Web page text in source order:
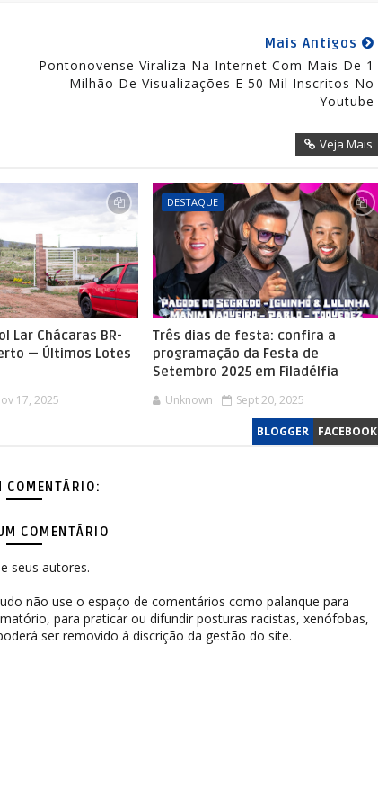
Mais Antigos
Pontonovense Viraliza Na Internet Com Mais De 1
Milhão De Visualizações E 50 Mil Inscritos No
Youtube
Veja Mais
Lar Chácaras BR-
— Últimos Lotes
17, 2025
DESTAQUE
Três dias de festa: confira a
programação da Festa de
Setembro 2025 em Filadélfia
Unknown Sept 20, 2025
BLOGGER FACEBOOK
COMENTÁRIO:
COMENTÁRIO
seus autores.
não use o espaço de comentários como palanque para
para praticar ou difundir posturas racistas, xenófobas,
ser removido à discrição da gestão do site.